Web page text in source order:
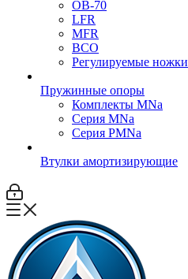
OB-70
LFR
MFR
ВСО
Регулируемые ножки
Пружинные опоры
Комплекты MNa
Серия MNa
Серия PMNa
Втулки амортизирующие